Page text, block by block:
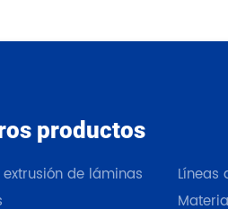
productos
extrusión de láminas
Líneas